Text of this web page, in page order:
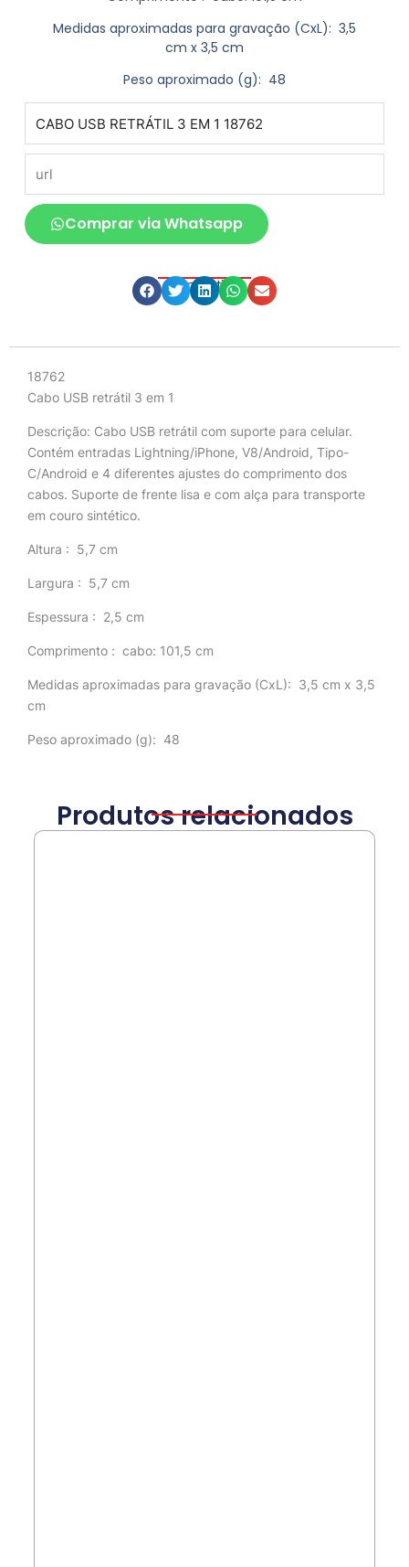
Medidas aproximadas para gravação (CxL): 3,5
cm x 3,5 cm
Peso aproximado (g): 48
Comprar via Whatsapp
Compartilhe
18762
Cabo USB retrátil 3 em 1
Descrição: Cabo USB retrátil com suporte para celular.
Contém entradas Lightning/iPhone, V8/Android, Tipo-
C/Android e 4 diferentes ajustes do comprimento dos
cabos. Suporte de frente lisa e com alça para transporte
em couro sintético.
Altura : 5,7 cm
Largura : 5,7 cm
Espessura : 2,5 cm
Comprimento : cabo: 101,5 cm
Medidas aproximadas para gravação (CxL): 3,5 cm x 3,5
cm
Peso aproximado (g): 48
Produtos relacionados